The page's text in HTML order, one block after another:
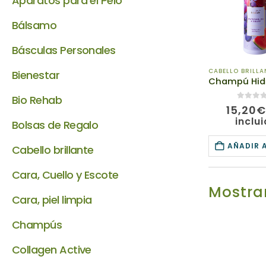
CABELLO
de 5
15,20€
AÑADIR
Bálsamo
Básculas Personales
Bienestar
Bio Rehab
Bolsas de Regalo
Cabello brillante
Cara, Cuello y Escote
Cara, piel limpia
Champús
Collagen Active